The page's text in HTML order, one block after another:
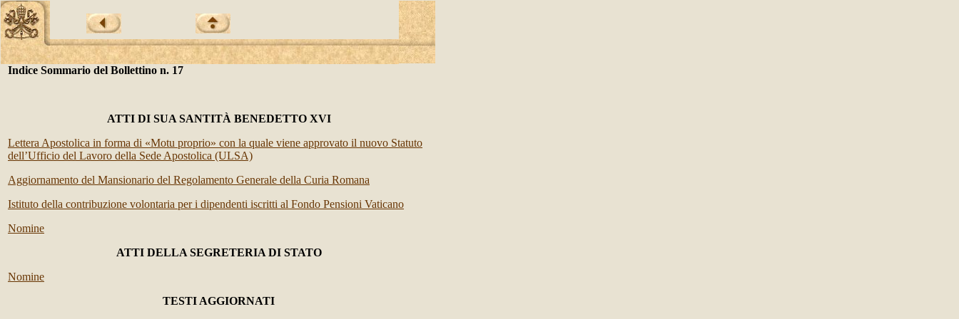
Indice Sommario del Bollettino n. 17
ATTI DI SUA SANTITÀ BENEDETTO XVI
Lettera Apostolica in forma di «Motu proprio» con la quale viene approvato il nuovo Statuto
dell’Ufficio del Lavoro della Sede Apostolica (ULSA)
Aggiornamento del Mansionario del Regolamento Generale della Curia Romana
Istituto della contribuzione volontaria per i dipendenti iscritti al Fondo Pensioni Vaticano
Nomine
ATTI DELLA SEGRETERIA DI STATO
Nomine
TESTI AGGIORNATI